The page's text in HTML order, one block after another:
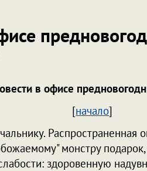
в офисе
[начало]
Распространенная
монстру
здоровенную